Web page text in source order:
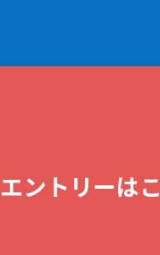
エントリーは